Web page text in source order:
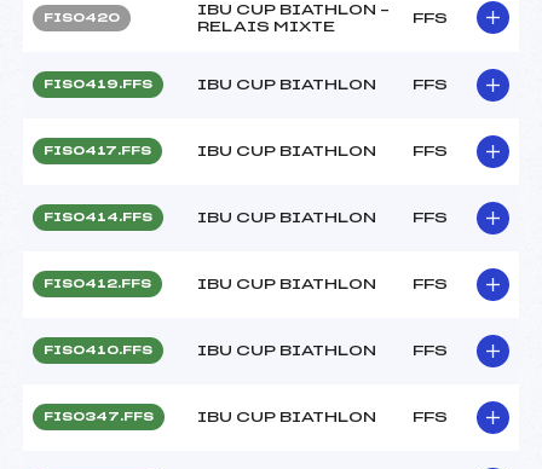
FIS0420
IBU CUP BIATHLON –
RELAIS MIXTE
FFS
FIS0419.FFS IBU CUP BIATHLON FFS
FIS0417.FFS IBU CUP BIATHLON FFS
FIS0414.FFS IBU CUP BIATHLON FFS
FIS0412.FFS IBU CUP BIATHLON FFS
FIS0410.FFS IBU CUP BIATHLON FFS
FIS0347.FFS IBU CUP BIATHLON FFS